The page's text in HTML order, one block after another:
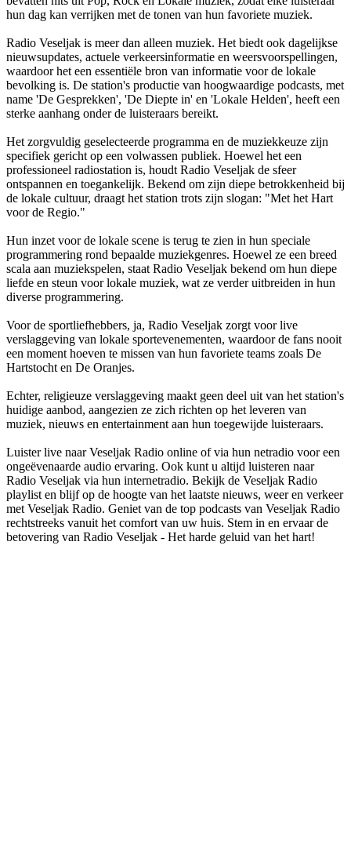
hun dag kan verrijken met de tonen van hun favoriete muziek.
Radio Veseljak is meer dan alleen muziek. Het biedt ook dagelijkse
nieuwsupdates, actuele verkeersinformatie en weersvoorspellingen,
waardoor het een essentiële bron van informatie voor de lokale
bevolking is. De station's productie van hoogwaardige podcasts, met
name 'De Gesprekken', 'De Diepte in' en 'Lokale Helden', heeft een
sterke aanhang onder de luisteraars bereikt.
Het zorgvuldig geselecteerde programma en de muziekkeuze zijn
specifiek gericht op een volwassen publiek. Hoewel het een
professioneel radiostation is, houdt Radio Veseljak de sfeer
ontspannen en toegankelijk. Bekend om zijn diepe betrokkenheid bij
de lokale cultuur, draagt het station trots zijn slogan: "Met het Hart
voor de Regio."
Hun inzet voor de lokale scene is terug te zien in hun speciale
programmering rond bepaalde muziekgenres. Hoewel ze een breed
scala aan muziekspelen, staat Radio Veseljak bekend om hun diepe
liefde en steun voor lokale muziek, wat ze verder uitbreiden in hun
diverse programmering.
Voor de sportliefhebbers, ja, Radio Veseljak zorgt voor live
verslaggeving van lokale sportevenementen, waardoor de fans nooit
een moment hoeven te missen van hun favoriete teams zoals De
Hartstocht en De Oranjes.
Echter, religieuze verslaggeving maakt geen deel uit van het station's
huidige aanbod, aangezien ze zich richten op het leveren van
muziek, nieuws en entertainment aan hun toegewijde luisteraars.
Luister live naar Veseljak Radio online of via hun netradio voor een
ongeëvenaarde audio ervaring. Ook kunt u altijd luisteren naar
Radio Veseljak via hun internetradio. Bekijk de Veseljak Radio
playlist en blijf op de hoogte van het laatste nieuws, weer en verkeer
met Veseljak Radio. Geniet van de top podcasts van Veseljak Radio
rechtstreeks vanuit het comfort van uw huis. Stem in en ervaar de
betovering van Radio Veseljak - Het harde geluid van het hart!